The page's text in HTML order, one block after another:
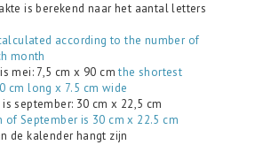
is berekend naar het aantal letters
according to the number of
month
mei: 7,5 cm x 90 cmthe shortest
cm long x 7.5 cm wide
september: 30 cm x 22,5 cm
September is 30 cm x 22.5 cm
de kalender hangt zijn